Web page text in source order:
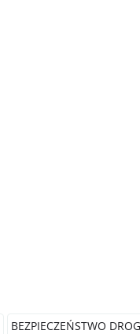
BEZPIECZEŃSTWO